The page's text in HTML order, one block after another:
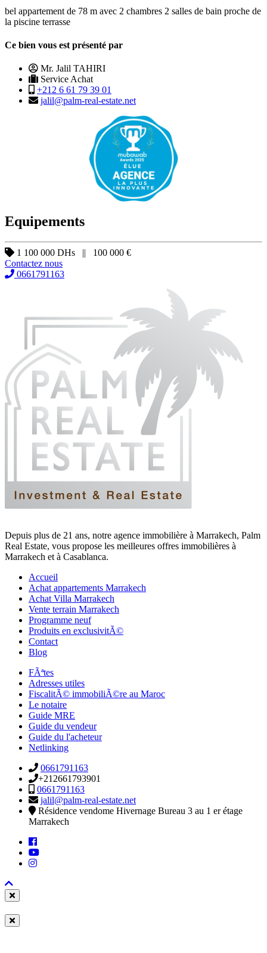
bel appartement de 78 m avec 2 chambres 2 salles de bain proche de
la piscine terrasse
Ce bien vous est présenté par
Mr. Jalil TAHIRI
Service Achat
+212 6 61 79 39 01
jalil@palm-real-estate.net
Equipements
1 100 000 DHs || 100 000 €
Contactez nous
0661791163
Depuis plus de 21 ans, notre agence immobilière à Marrakech, Palm
Real Estate, vous propose les meilleures offres immobilières à
Marrakech et à Casablanca.
Accueil
Achat appartements Marrakech
Achat Villa Marrakech
Vente terrain Marrakech
Programme neuf
Produits en exclusivitÃ©
Contact
Blog
FÃªtes
Adresses utiles
FiscalitÃ© immobiliÃ©re au Maroc
Le notaire
Guide MRE
Guide du vendeur
Guide du l'acheteur
Netlinking
0661791163
+212661793901
0661791163
jalil@palm-real-estate.net
Résidence vendome Hivernage Bureau 3 au 1 er étage
Marrakech